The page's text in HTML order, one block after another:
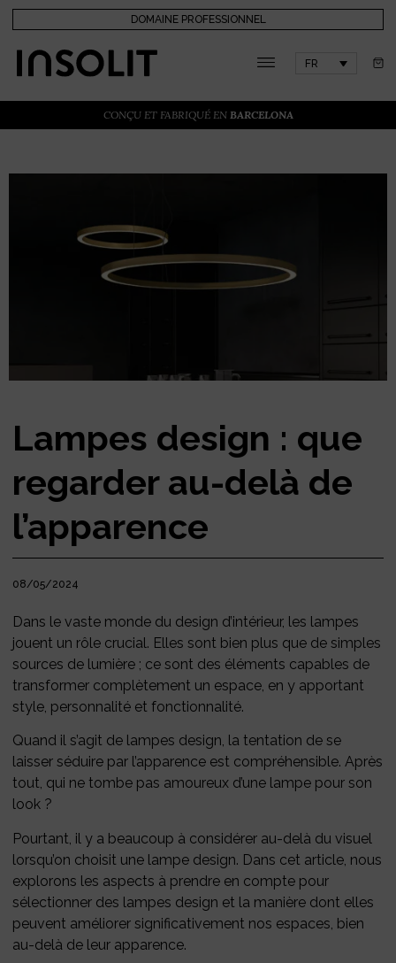
DOMAINE PROFESSIONNEL
FR
CONÇU ET FABRIQUÉ EN BARCELONA
Lampes design : que
regarder au-delà de
l’apparence
08/05/2024
Dans le vaste monde du design d’intérieur, les lampes
jouent un rôle crucial. Elles sont bien plus que de simples
sources de lumière ; ce sont des éléments capables de
transformer complètement un espace, en y apportant
style, personnalité et fonctionnalité.
Quand il s’agit de lampes design, la tentation de se
laisser séduire par l’apparence est compréhensible. Après
tout, qui ne tombe pas amoureux d’une lampe pour son
look ?
Pourtant, il y a beaucoup à considérer au-delà du visuel
lorsqu’on choisit une lampe design. Dans cet article, nous
explorons les aspects à prendre en compte pour
sélectionner des lampes design et la manière dont elles
peuvent améliorer significativement nos espaces, bien
au-delà de leur apparence.